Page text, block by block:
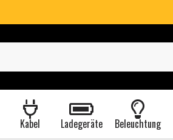
Kabel Ladegeräte Beleuchtung